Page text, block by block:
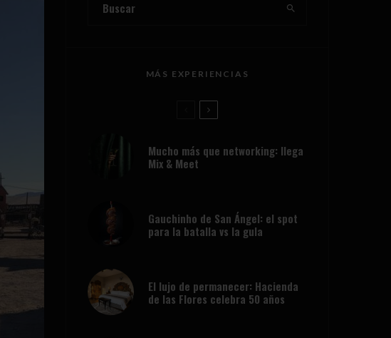
MÁS EXPERIENCIAS
Mucho más que networking: llega
Mix & Meet
Gauchinho de San Ángel: el spot
para la batalla vs la gula
El lujo de permanecer: Hacienda
de las Flores celebra 50 años